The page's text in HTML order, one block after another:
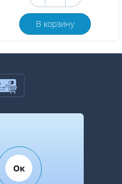
В корзину
Ок